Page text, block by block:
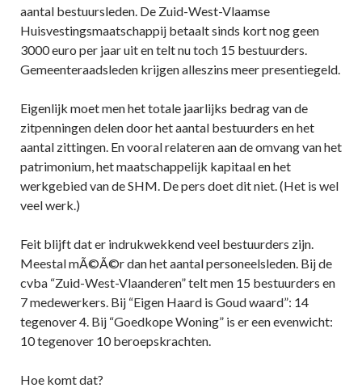
aantal bestuursleden. De Zuid-West-Vlaamse
Huisvestingsmaatschappij betaalt sinds kort nog geen
3000 euro per jaar uit en telt nu toch 15 bestuurders.
Gemeenteraadsleden krijgen alleszins meer presentiegeld.
Eigenlijk moet men het totale jaarlijks bedrag van de
zitpenningen delen door het aantal bestuurders en het
aantal zittingen. En vooral relateren aan de omvang van het
patrimonium, het maatschappelijk kapitaal en het
werkgebied van de SHM. De pers doet dit niet. (Het is wel
veel werk.)
Feit blijft dat er indrukwekkend veel bestuurders zijn.
Meestal mÃ©Ã©r dan het aantal personeelsleden. Bij de
cvba “Zuid-West-Vlaanderen” telt men 15 bestuurders en
7 medewerkers. Bij “Eigen Haard is Goud waard”: 14
tegenover 4. Bij “Goedkope Woning” is er een evenwicht:
10 tegenover 10 beroepskrachten.
Hoe komt dat?